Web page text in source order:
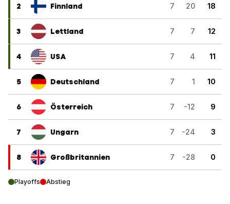
2 Finnland 7 20 18
3 Lettland 7 7 12
4 USA 7 4 11
5 Deutschland 7 1 10
6 Österreich 7 -12 9
7 Ungarn 7 -24 3
8 Großbritannien 7 -28 0
Playoffs Abstieg